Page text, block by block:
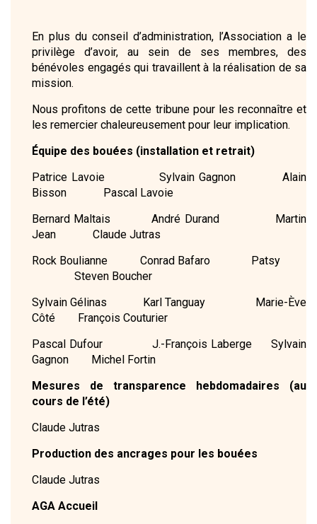
En plus du conseil d’administration, l’Association a le
privilège d’avoir, au sein de ses membres, des
bénévoles engagés qui travaillent à la réalisation de sa
mission.
Nous profitons de cette tribune pour les reconnaître et
les remercier chaleureusement pour leur implication.
Équipe des bouées (installation et retrait)
Patrice Lavoie Sylvain Gagnon Alain
Bisson Pascal Lavoie
Bernard Maltais André Durand Martin
Jean Claude Jutras
Rock Boulianne Conrad Bafaro Patsy
Steven Boucher
Sylvain Gélinas Karl Tanguay Marie-Ève
Côté François Couturier
Pascal Dufour J.-François Laberge Sylvain
Gagnon Michel Fortin
Mesures de transparence hebdomadaires (au
cours de l’été)
Claude Jutras
Production des ancrages pour les bouées
Claude Jutras
AGA Accueil